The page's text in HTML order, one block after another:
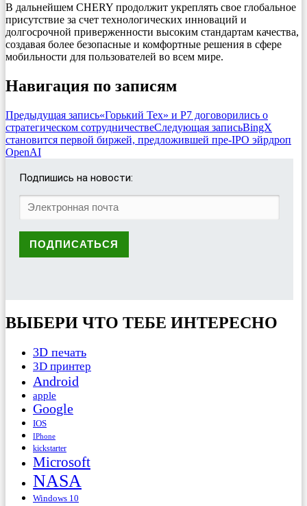
В дальнейшем CHERY продолжит укреплять свое глобальное
присутствие за счет технологических инноваций и
долгосрочной приверженности высоким стандартам качества,
создавая более безопасные и комфортные решения в сфере
мобильности для пользователей во всем мире.
Навигация по записям
Предыдущая запись«Горький Тех» и Р7 договорились о
стратегическом сотрудничествеСледующая записьBingX
становится первой биржей, предложившей пре-IPO эйрдроп
OpenAI
Подпишись на новости:
ВЫБЕРИ ЧТО ТЕБЕ ИНТЕРЕСНО
3D печать
3D принтер
Android
apple
Google
IOS
IPhone
kickstarter
Microsoft
NASA
Windows 10